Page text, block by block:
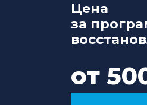
Цена
за
от